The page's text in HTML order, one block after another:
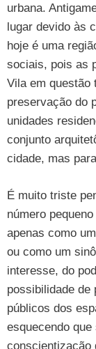
urbana.
lugar devido às
hoje é uma
sociais, pois as
Vila em questão
preservação do
unidades
conjunto
cidade, mas
É muito triste
número
apenas como
ou como um
interesse, do
possibilidade de
públicos dos
esquecendo
conscientização